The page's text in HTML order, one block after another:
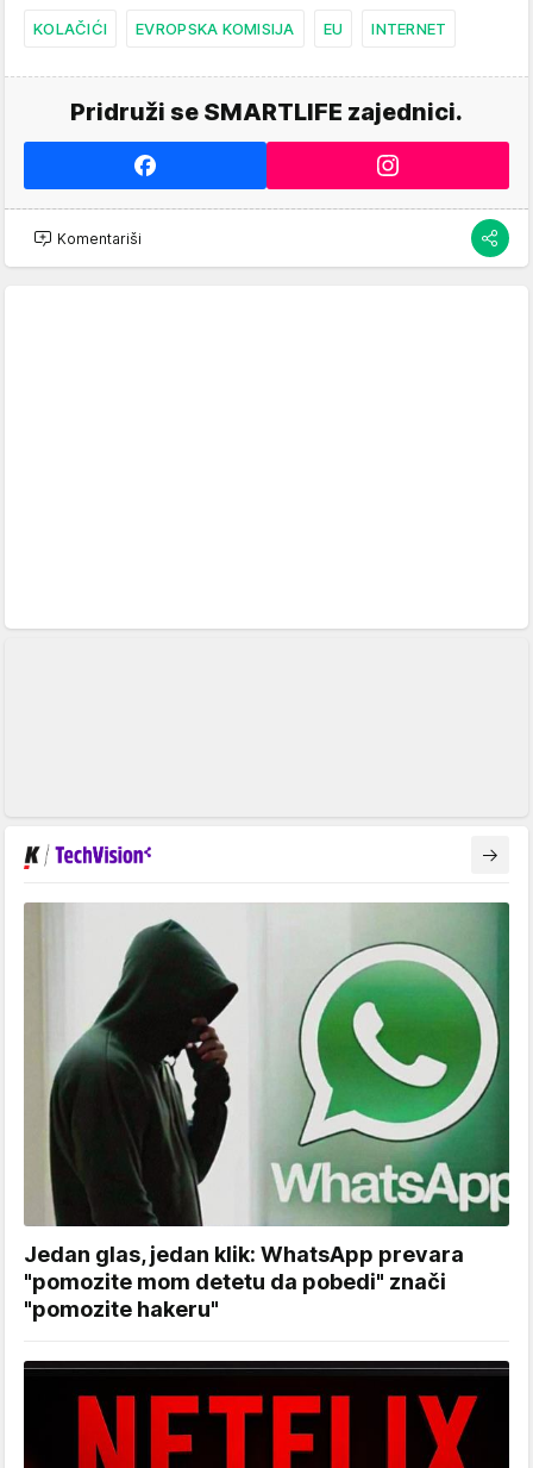
KOLAČIĆI EVROPSKA KOMISIJA EU INTERNET
Pridruži se SMARTLIFE zajednici.
Komentariši
Jedan glas, jedan klik: WhatsApp prevara
"pomozite mom detetu da pobedi" znači
"pomozite hakeru"